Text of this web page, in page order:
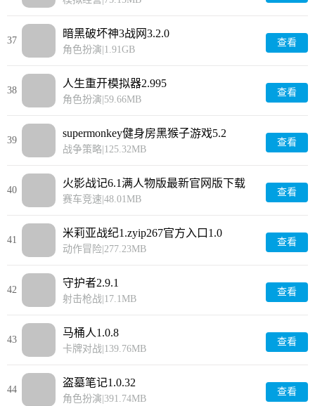
37
暗黑破坏神3战网3.2.0
角色扮演 1.91GB
查看
38
人生重开模拟器2.995
角色扮演 59.66MB
查看
39
supermonkey健身房黑猴子游戏5.2
战争策略 125.32MB
查看
40
火影战记6.1满人物版最新官网版下载
9.6.0
赛车竞速 48.01MB
查看
41
米莉亚战纪1.zyip267官方入口1.0
动作冒险 277.23MB
查看
42
守护者2.9.1
射击枪战 17.1MB
查看
43
马桶人1.0.8
卡牌对战 139.76MB
查看
44
盗墓笔记1.0.32
角色扮演 391.74MB
查看